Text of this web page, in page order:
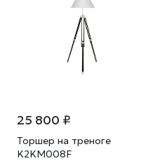
25 800 ₽
Торшер на треноге
K2KM008F